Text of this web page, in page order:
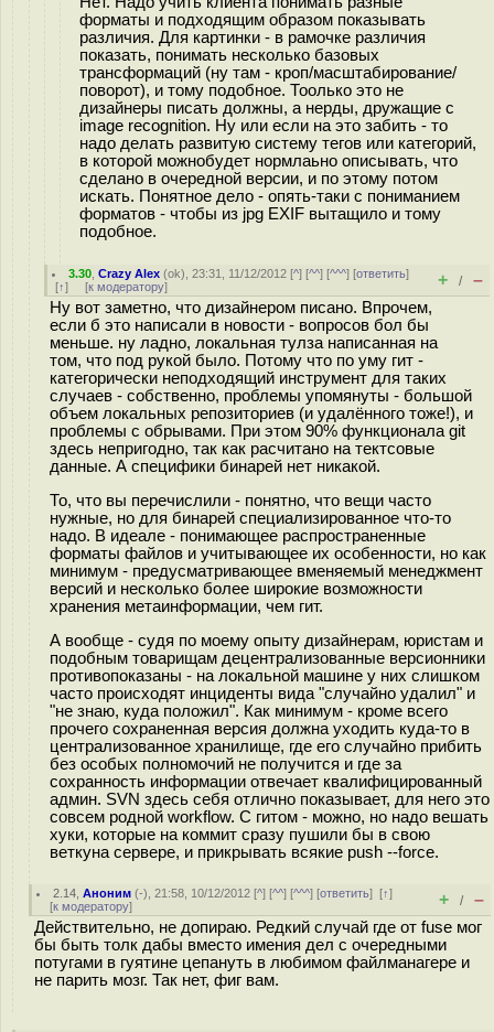
форматы и подходящим образом показывать
различия. Для картинки - в рамочке различия
показать, понимать несколько базовых
трансформаций (ну там - кроп/масштабирование/
поворот), и тому подобное. Тоолько это не
дизайнеры писать должны, а нерды, дружащие с
image recognition. Ну или если на это забить - то
надо делать развитую систему тегов или категорий,
в которой можнобудет нормлаьно описывать, что
сделано в очередной версии, и по этому потом
искать. Понятное дело - опять-таки с пониманием
форматов - чтобы из jpg EXIF вытащило и тому
подобное.
3.30 ,Crazy Alex (ok), 23:31, 11/12/2012 [^] [^^] [^^^] [ответить]
[↑] [к модератору] + / –
Ну вот заметно, что дизайнером писано. Впрочем,
если б это написали в новости - вопросов бол бы
меньше. ну ладно, локальная тулза написанная на
том, что под рукой было. Потому что по уму гит -
категорически неподходящий инструмент для таких
случаев - собственно, проблемы упомянуты - большой
объем локальных репозиториев (и удалённого тоже!), и
проблемы с обрывами. При этом 90% функционала git
здесь непригодно, так как расчитано на тектсовые
данные. А специфики бинарей нет никакой.
То, что вы перечислили - понятно, что вещи часто
нужные, но для бинарей специализированное что-то
надо. В идеале - понимающее распространенные
форматы файлов и учитывающее их особенности, но как
минимум - предусматривающее вменяемый менеджмент
версий и несколько более широкие возможности
хранения метаинформации, чем гит.
А вообще - судя по моему опыту дизайнерам, юристам и
подобным товарищам децентрализованные версионники
противопоказаны - на локальной машине у них слишком
часто происходят инциденты вида "случайно удалил" и
"не знаю, куда положил". Как минимум - кроме всего
прочего сохраненная версия должна уходить куда-то в
централизованное хранилище, где его случайно прибить
без особых полномочий не получится и где за
сохранность информации отвечает квалифицированный
админ. SVN здесь себя отлично показывает, для него это
совсем родной workflow. С гитом - можно, но надо вешать
хуки, которые на коммит сразу пушили бы в свою
веткуна сервере, и прикрывать всякие push --force.
2.14 ,Аноним (-), 21:58, 10/12/2012 [^] [^^] [^^^] [ответить][↑]
[к модератору] + / –
Действительно, не допираю. Редкий случай где от fuse мог
бы быть толк дабы вместо имения дел с очередными
потугами в гуятине цепануть в любимом файлманагере и
не парить мозг. Так нет, фиг вам.